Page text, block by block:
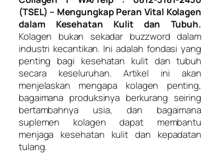
(TSEL) – Mengungkap Peran Vital Kolagen
dalam Kesehatan Kulit dan Tubuh.
Kolagen bukan sekadar buzzword dalam
industri kecantikan. Ini adalah fondasi yang
penting bagi kesehatan kulit dan tubuh
secara keseluruhan. Artikel ini akan
menjelaskan mengapa kolagen penting,
bagaimana produksinya berkurang seiring
bertambahnya usia, dan bagaimana
suplemen kolagen dapat membantu
menjaga kesehatan kulit dan kepadatan
tulang.